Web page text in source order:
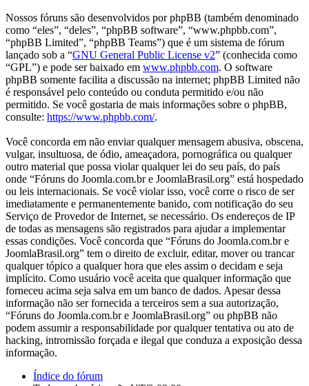
Nossos fóruns são desenvolvidos por phpBB (também denominado
como “eles”, “deles”, “phpBB software”, “www.phpbb.com”,
“phpBB Limited”, “phpBB Teams”) que é um sistema de fórum
lançado sob a “GNU General Public License v2” (conhecida como
“GPL”) e pode ser baixado em www.phpbb.com. O software
phpBB somente facilita a discussão na internet; phpBB Limited não
é responsável pelo conteúdo ou conduta permitido e/ou não
permitido. Se você gostaria de mais informações sobre o phpBB,
consulte: https://www.phpbb.com/.
Você concorda em não enviar qualquer mensagem abusiva, obscena,
vulgar, insultuosa, de ódio, ameaçadora, pornográfica ou qualquer
outro material que possa violar qualquer lei do seu país, do país
onde “Fóruns do Joomla.com.br e JoomlaBrasil.org” está hospedado
ou leis internacionais. Se você violar isso, você corre o risco de ser
imediatamente e permanentemente banido, com notificação do seu
Serviço de Provedor de Internet, se necessário. Os endereços de IP
de todas as mensagens são registrados para ajudar a implementar
essas condições. Você concorda que “Fóruns do Joomla.com.br e
JoomlaBrasil.org” tem o direito de excluir, editar, mover ou trancar
qualquer tópico a qualquer hora que eles assim o decidam e seja
implícito. Como usuário você aceita que qualquer informação que
forneceu acima seja salva em um banco de dados. Apesar dessa
informação não ser fornecida a terceiros sem a sua autorização,
“Fóruns do Joomla.com.br e JoomlaBrasil.org” ou phpBB não
podem assumir a responsabilidade por qualquer tentativa ou ato de
hacking, intromissão forçada e ilegal que conduza a exposição dessa
informação.
Índice do fórum